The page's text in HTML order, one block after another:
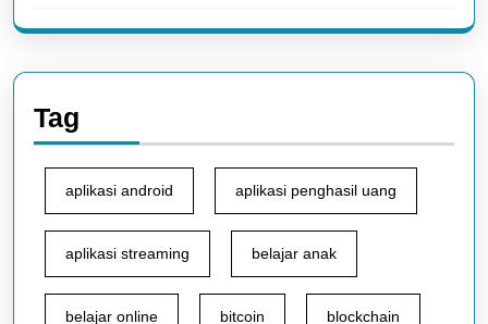
Tag
aplikasi android aplikasi penghasil uang
aplikasi streaming belajar anak
belajar online bitcoin blockchain